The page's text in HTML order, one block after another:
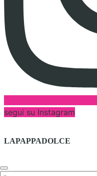
segui su Instagram
LAPAPPADOLCE